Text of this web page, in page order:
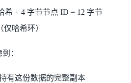
希 + 4 字节节点 ID = 12 字节
哈希环）
：
有这份数据的完整副本